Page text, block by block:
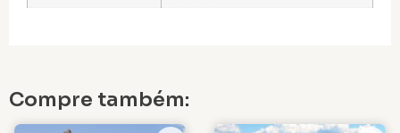
Compre também: